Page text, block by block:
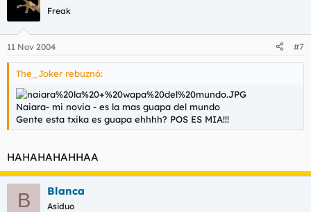
Freak
11 Nov 2004 #7
The_Joker rebuznó:
Naiara- mi novia - es la mas guapa del mundo
Gente esta txika es guapa ehhhh? POS ES MIA!!!
HAHAHAHAHHAA
B Blanca
Asiduo